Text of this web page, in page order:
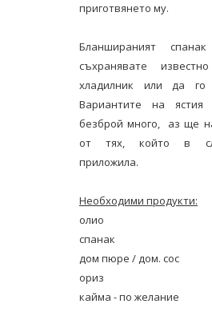
приготвянето му.
Бланшираният
съхранявате
хладилник или да го
Вариантите на
безброй много, аз ще
от тях, който в
приложила.
Необходими продукти:
олио
спанак
дом пюре / дом. сос
ориз
кайма - по желание